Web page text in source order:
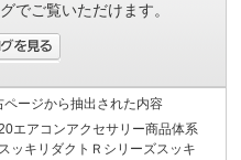
でご覧いただけます。
ページから抽出された内容
エアコンアクセサリー商品体系
スッキリダクトＲシリーズスッキ